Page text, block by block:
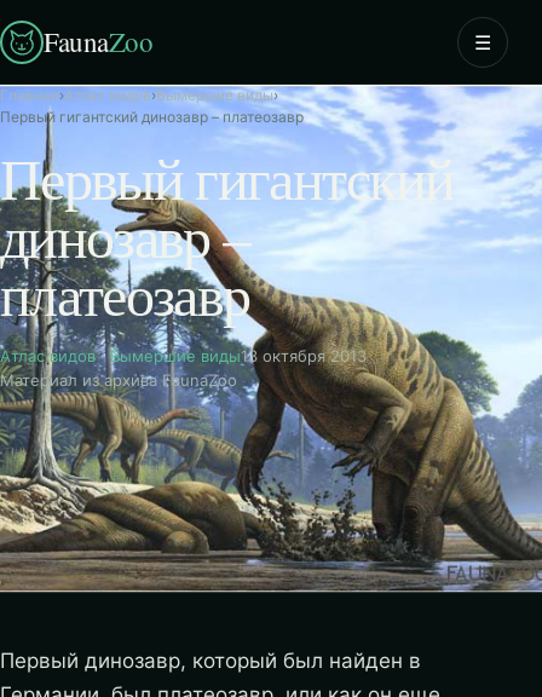
FaunaZoo ☰
Главная›Атлас видов›Вымершие виды›
Первый гигантский динозавр – платеозавр
Первый гигантский
динозавр –
платеозавр
Атлас видов·Вымершие виды13 октября 2013
Материал из архива FaunaZoo
Первый динозавр, который был найден в